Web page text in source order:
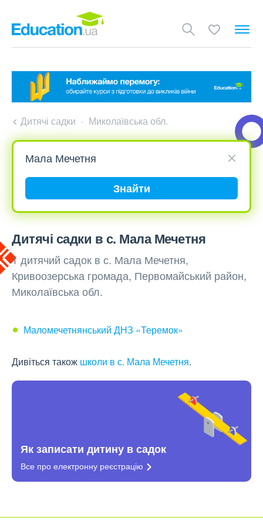
Дитячі садки Миколаївська обл.
Знайти
Дитячі садки в с. Мала Мечетня
1 дитячий садок в с. Мала Мечетня,
Кривоозерська громада, Первомайський район,
Миколаївська обл.
Маломечетнянський ДНЗ «Теремок»
Дивіться також школи в с. Мала Мечетня.
Як записати дитину в садок
Все про електронну реєстрацію